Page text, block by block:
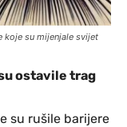
koje su mijenjale svijet
ostavile trag
su rušile barijere